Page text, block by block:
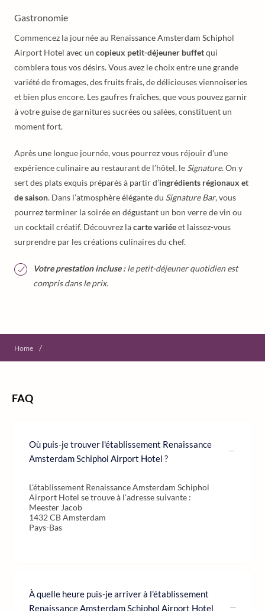
Gastronomie
Commencez la journée au Renaissance Amsterdam Schiphol
Airport Hotel avec un copieux petit-déjeuner buffetqui
comblera tous vos désirs. Vous avez le choix entre une grande
variété de fromages, des fruits frais, de délicieuses viennoiseries
et bien plus encore. Les gaufres fraîches, que vous pouvez garnir
à votre guise de garnitures sucrées ou salées, constituent un
moment fort.
Après une longue journée, vous pourrez vous réjouir d’une
expérience culinaire au restaurant de l’hôtel, le Signature. On y
sert des plats exquis préparés à partir d’ingrédients régionaux et
de saison. Dans l’atmosphère élégante du Signature Bar, vous
pourrez terminer la soirée en dégustant un bon verre de vin ou
un cocktail créatif. Découvrez lacarte variéeet laissez-vous
surprendre par les créations culinaires du chef.
Votre prestation incluse :le petit-déjeuner quotidien est
compris dans le prix.
Home /
FAQ
Où puis-je trouver l'établissement Renaissance
Amsterdam Schiphol Airport Hotel ?
L'établissement Renaissance Amsterdam Schiphol
Airport Hotel se trouve à l'adresse suivante :
Meester Jacob
1432 CB Amsterdam
Pays-Bas
À quelle heure puis-je arriver à l'établissement
Renaissance Amsterdam Schiphol Airport Hotel